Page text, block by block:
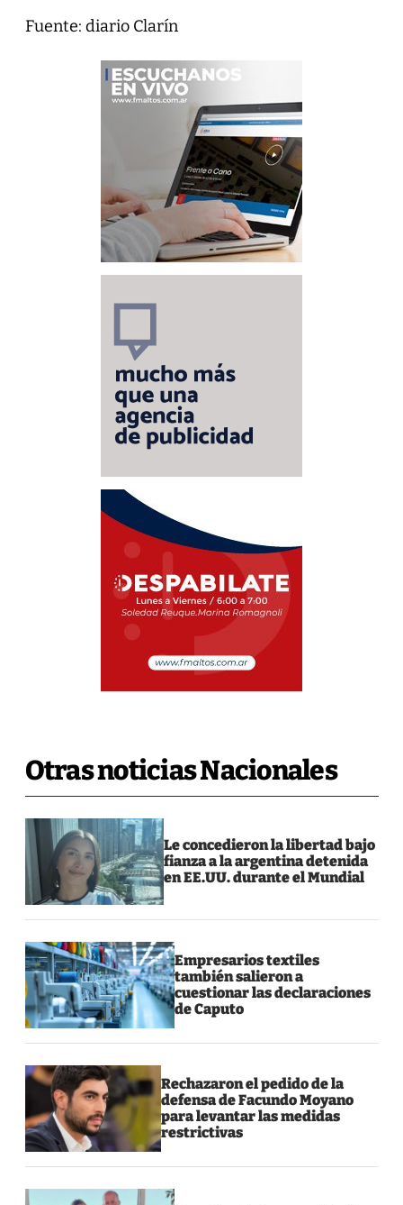
Fuente: diario Clarín
Otras noticias Nacionales
Le concedieron la libertad bajo
fianza a la argentina detenida
en EE.UU. durante el Mundial
Empresarios textiles
también salieron a
cuestionar las declaraciones
de Caputo
Rechazaron el pedido de la
defensa de Facundo Moyano
para levantar las medidas
restrictivas